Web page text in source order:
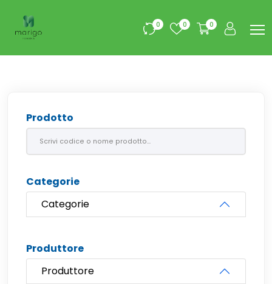
0 0 0
Prodotto
Categorie
Categorie
Produttore
Produttore